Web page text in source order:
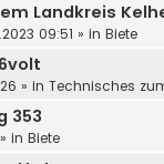
Landkreis
09:51 » in Biete
» in Technisches
353
» in Biete